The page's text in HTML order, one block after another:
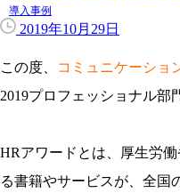
導入事例
2019年10月29日
この度、 コミュニケーショ
2019プロフェッショナル部
HRアワードとは、厚生労
る書籍やサービスが、全国